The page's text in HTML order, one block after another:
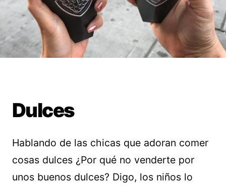
Dulces
Hablando de las chicas que adoran comer
cosas dulces ¿Por qué no venderte por
unos buenos dulces? Digo, los niños lo